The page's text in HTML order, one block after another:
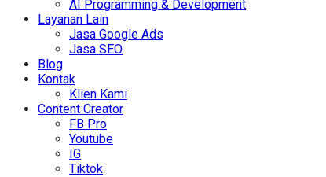
AI Programming & Development
Layanan Lain
Jasa Google Ads
Jasa SEO
Blog
Kontak
Klien Kami
Content Creator
FB Pro
Youtube
IG
Tiktok